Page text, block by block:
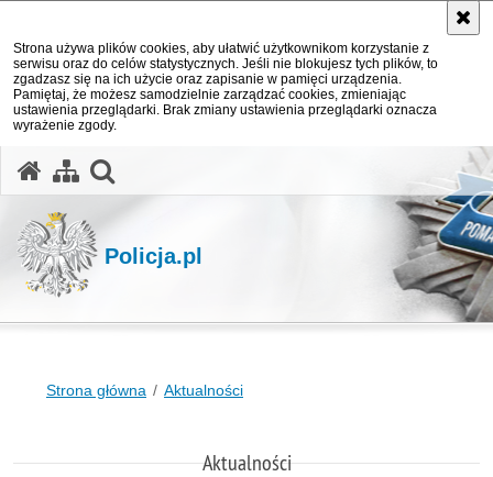
Strona używa plików cookies, aby ułatwić użytkownikom korzystanie z
serwisu oraz do celów statystycznych. Jeśli nie blokujesz tych plików, to
zgadzasz się na ich użycie oraz zapisanie w pamięci urządzenia.
Pamiętaj, że możesz samodzielnie zarządzać cookies, zmieniając
ustawienia przeglądarki. Brak zmiany ustawienia przeglądarki oznacza
wyrażenie zgody.
Policja.pl
Strona główna Aktualności
Aktualności